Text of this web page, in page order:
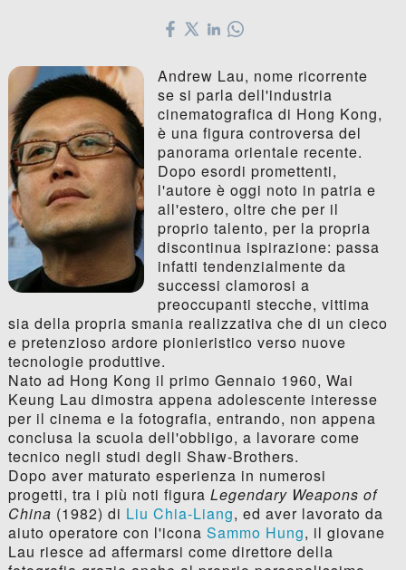
Andrew Lau, nome ricorrente
se si parla dell'industria
cinematografica di Hong Kong,
è una figura controversa del
panorama orientale recente.
Dopo esordi promettenti,
l'autore è oggi noto in patria e
all'estero, oltre che per il
proprio talento, per la propria
discontinua ispirazione: passa
infatti tendenzialmente da
successi clamorosi a
preoccupanti stecche, vittima
sia della propria smania realizzativa che di un cieco
e pretenzioso ardore pionieristico verso nuove
tecnologie produttive.
Nato ad Hong Kong il primo Gennaio 1960, Wai
Keung Lau dimostra appena adolescente interesse
per il cinema e la fotografia, entrando, non appena
conclusa la scuola dell'obbligo, a lavorare come
tecnico negli studi degli Shaw-Brothers.
Dopo aver maturato esperienza in numerosi
progetti, tra i più noti figura Legendary Weapons of
China (1982) di Liu Chia-Liang, ed aver lavorato da
aiuto operatore con l'icona Sammo Hung, il giovane
Lau riesce ad affermarsi come direttore della